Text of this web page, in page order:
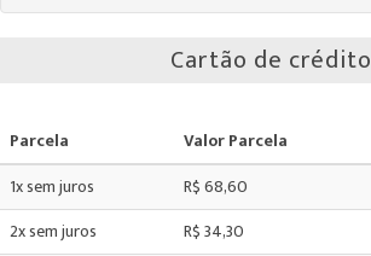
Cartão de crédito
Parcela Valor Parcela
1x sem juros
R$ 68,60
2x sem juros
R$ 34,30